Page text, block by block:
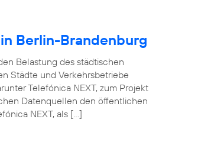
Berlin-Brandenburg
Belastung des städtischen
Städte und Verkehrsbetriebe
Telefónica NEXT, zum Projekt
Datenquellen den öffentlichen
NEXT, als […]